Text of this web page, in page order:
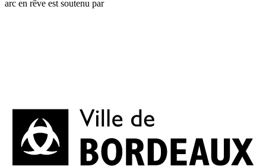
arc en rêve est soutenu par